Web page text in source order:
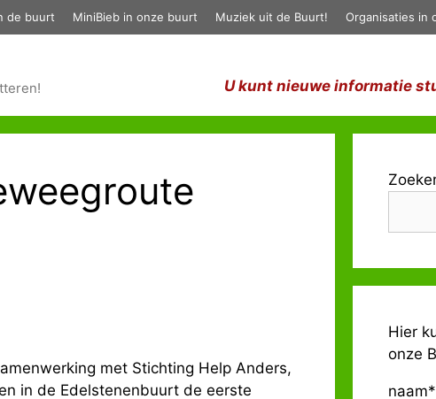
de buurt MiniBieb in onze buurt Muziek uit de Buurt! Organisaties in
U kunt nieuwe informatie
met Stichting Help Anders,
in de Edelstenenbuurt de eerste
Hier
onze
naam*